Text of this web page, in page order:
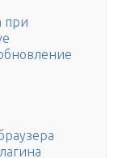
при